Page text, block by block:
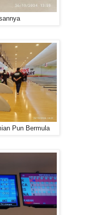
Pun Bermula